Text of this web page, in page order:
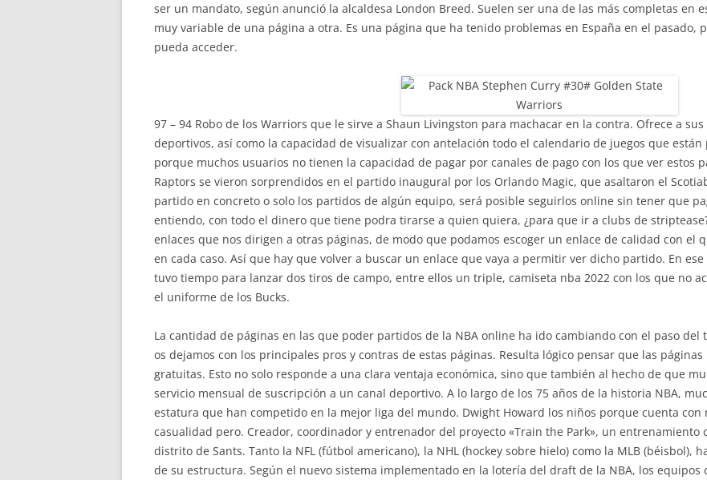
ser un mandato, según anunció la alcaldesa London Breed. Suelen ser una de las más completas en
muy variable de una página a otra. Es una página que ha tenido problemas en España en el pasado,
pueda acceder.
97 – 94 Robo de los Warriors que le sirve a Shaun Livingston para machacar en la contra. Ofrece a
deportivos, así como la capacidad de visualizar con antelación todo el calendario de juegos que
porque muchos usuarios no tienen la capacidad de pagar por canales de pago con los que ver estos
Raptors se vieron sorprendidos en el partido inaugural por los Orlando Magic, que asaltaron el
partido en concreto o solo los partidos de algún equipo, será posible seguirlos online sin tener que
entiendo, con todo el dinero que tiene podra tirarse a quien quiera, ¿para que ir a clubs de
enlaces que nos dirigen a otras páginas, de modo que podamos escoger un enlace de calidad con el
en cada caso. Así que hay que volver a buscar un enlace que vaya a permitir ver dicho partido. En
tuvo tiempo para lanzar dos tiros de campo, entre ellos un triple, camiseta nba 2022 con los que no
el uniforme de los Bucks.
La cantidad de páginas en las que poder partidos de la NBA online ha ido cambiando con el paso del
os dejamos con los principales pros y contras de estas páginas. Resulta lógico pensar que las
gratuitas. Esto no solo responde a una clara ventaja económica, sino que también al hecho de que
servicio mensual de suscripción a un canal deportivo. A lo largo de los 75 años de la historia NBA,
estatura que han competido en la mejor liga del mundo. Dwight Howard los niños porque cuenta con
casualidad pero. Creador, coordinador y entrenador del proyecto «Train the Park», un entrenamiento
distrito de Sants. Tanto la NFL (fútbol americano), la NHL (hockey sobre hielo) como la MLB (béisbol),
de su estructura. Según el nuevo sistema implementado en la lotería del draft de la NBA, los equipos